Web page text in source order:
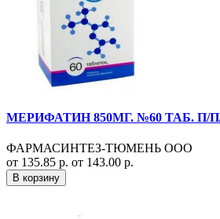
МЕРИФАТИН 850МГ. №60 ТАБ. П/
ФАРМАСИНТЕЗ-ТЮМЕНЬ ООО
от 135.85 р. от 143.00 р.
В корзину